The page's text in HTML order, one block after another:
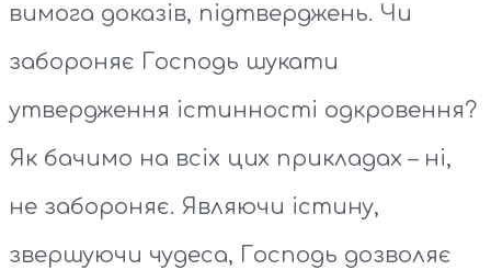
вимога доказів, підтверджень. Чи
забороняє Господь шукати
утвердження істинності одкровення?
Як бачимо на всіх цих прикладах – ні,
не забороняє. Являючи істину,
звершуючи чудеса, Господь дозволяє